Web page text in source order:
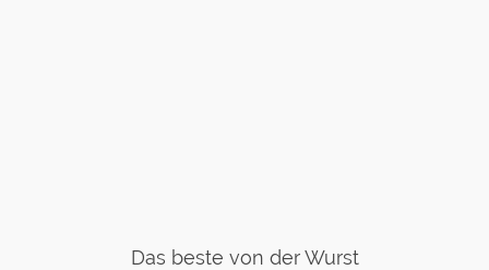
Das beste von der Wurst